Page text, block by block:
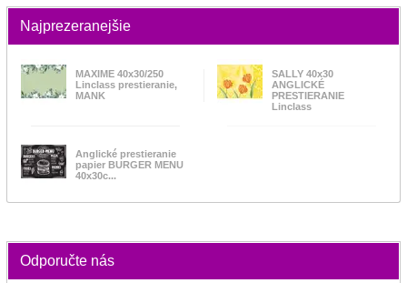
Najprezeranejšie
MAXIME 40x30/250
Linclass prestieranie,
MANK
SALLY 40x30
ANGLICKÉ
PRESTIERANIE
Linclass
Anglické prestieranie
papier BURGER MENU
40x30c...
Odporučte nás